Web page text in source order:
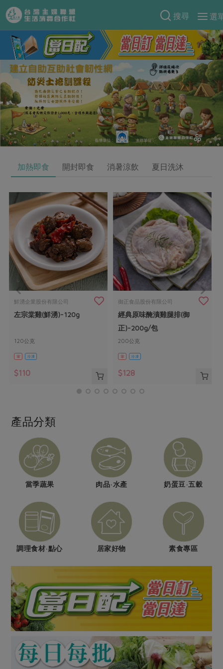
搜尋
選
產品分類
當季蔬果
一籃菜 當令水果
芽苗類 蕈菇類
辛香料類
奶蛋豆・五穀
豆製品
肉品・水產
畜產肉類
水畜加工品
調理食材・點心
調味醬料/南北貨 烘焙
休閒零嘴
居家好物
美妝保養 個人清潔
織品
防災用品
最新產品
優惠專區
素食專區
樂齡友善
食譜料理
食材
米食
麵食
肉食
常備菜
蔬食
蛋料理
料理方式
烘焙．點心
醬料
湯品．鍋物
漬物
飲品
年菜食譜
養身食補
節慶大餐
特別企畫
預購活動
把最好的台灣味帶回家！
防災用品預購圓滿結束
2026年端午節預購圓滿結束
當季產品
傳到心坎裡，誠心又澎派
合作25-經典快閃最後一週
合作25-精選產品第四彈
更多當季產品
主婦聯盟X樂齡網特約優惠案
30%rPET紅烏龍茶
2024農業發展計畫年度報告
傳到心坎裡，誠心又澎派
綠主張
觀點文章
社內大小事 合作聯合國
產品故事 生活提案
樂齡生活 親子食育
廚房瑜伽
關注議題
減硝酸鹽 惜食
非基改運動 支持本土農糧
廢核運動 能源議題
減塑減廢
公益金 食農教育
綠主張月刊
典藏閱覽室
關於合作社
認識合作社
合作社組織
員工與求才
產品檢驗
自主把關
檢驗報告
硝酸鹽檢驗
社員權益
合作社法規
社務專區
最新消息
媒體報導
下載專區
社務會議 地區活動
活動報下載
重要公告
加熱即食 開封即食 消暑涼飲 夏日洗沐
鮮湧企業股份有限公司
左宗棠雞(鮮湧)-120g
120公克
葷 冷凍
$110
御正食品股份有限公司
經典原味醃漬雞腿排(御
正)-200g/包
200公克
葷 冷凍
$128
產品分類
當季蔬果 肉品·水產 奶蛋豆·五穀
調理食材·點心 居家好物 素食專區